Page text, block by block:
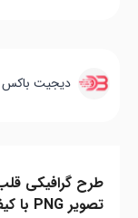
دیجیت باکس
تصویر PNG با کیفیت بالا